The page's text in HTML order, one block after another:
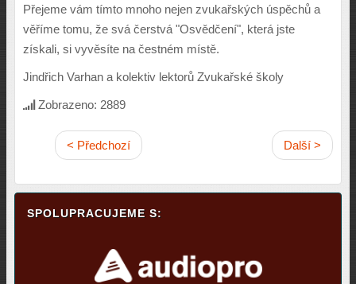
Přejeme vám tímto mnoho nejen zvukařských úspěchů a
věříme tomu, že svá čerstvá "Osvědčení", která jste
získali, si vyvěsíte na čestném místě.
Jindřich Varhan a kolektiv lektorů Zvukařské školy
Zobrazeno: 2889
< Předchozí Další >
SPOLUPRACUJEME S: